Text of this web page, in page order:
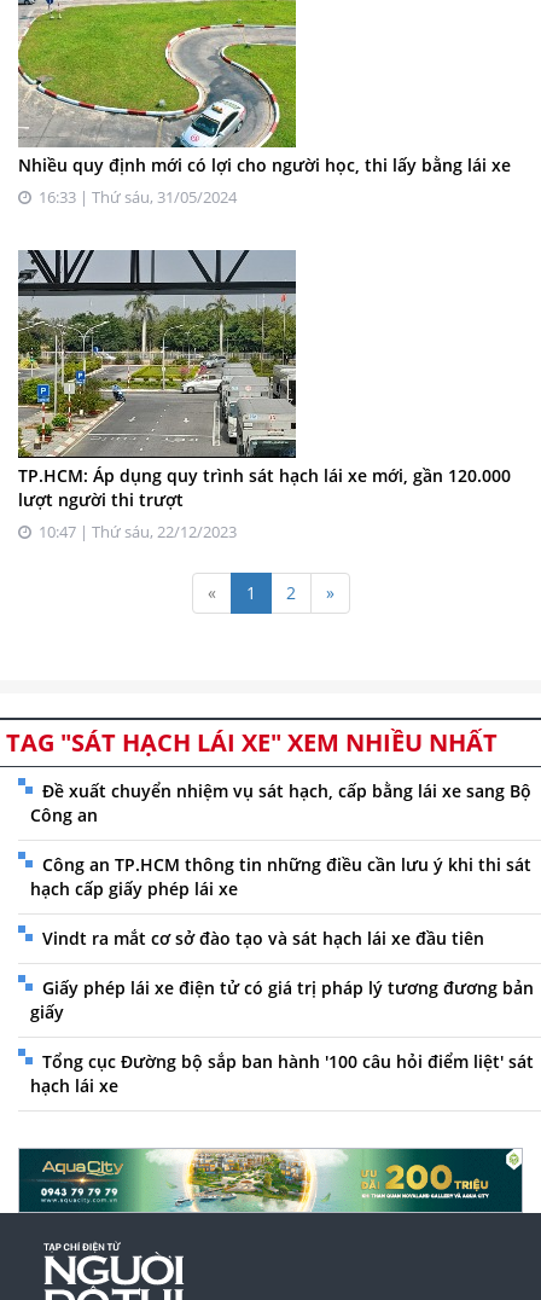
Nhiều quy định mới có lợi cho người học, thi lấy bằng lái xe
16:33 | Thứ sáu, 31/05/2024
TP.HCM: Áp dụng quy trình sát hạch lái xe mới, gần 120.000
lượt người thi trượt
10:47 | Thứ sáu, 22/12/2023
« 1 2 »
TAG "SÁT HẠCH LÁI XE" XEM NHIỀU NHẤT
Đề xuất chuyển nhiệm vụ sát hạch, cấp bằng lái xe sang Bộ
Công an
Công an TP.HCM thông tin những điều cần lưu ý khi thi sát
hạch cấp giấy phép lái xe
Vindt ra mắt cơ sở đào tạo và sát hạch lái xe đầu tiên
Giấy phép lái xe điện tử có giá trị pháp lý tương đương bản
giấy
Tổng cục Đường bộ sắp ban hành '100 câu hỏi điểm liệt' sát
hạch lái xe